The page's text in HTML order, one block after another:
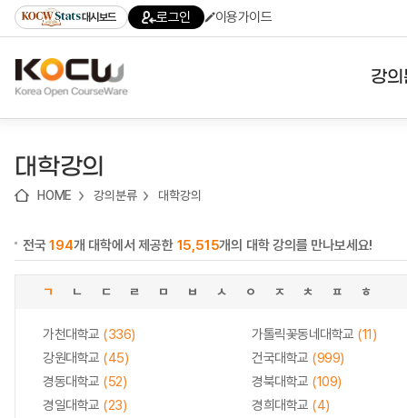
기
기
기
content)
가
대시보드 로그인 이용가이드
강
대학강의
HOME 강의분류 대학강의
전국194개 대학에서 제공한 15,515개의 대학 강의를 만나보세요!
ㄱ ㄴ ㄷ ㄹ ㅁ ㅂ ㅅ ㅇ ㅈ ㅊ ㅍ ㅎ
가천대학교 (336) 가톨릭꽃동네대학교 (11)
강원대학교 (45) 건국대학교 (999)
경동대학교 (52) 경북대학교 (109)
경일대학교 (23) 경희대학교 (4)